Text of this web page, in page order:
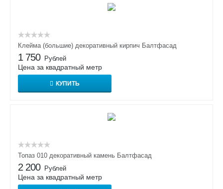
Клейма (большие) декоративный кирпич Балтфасад
1 750 Рублей
Цена за квадратный метр
КУПИТЬ
Топаз 010 декоративный камень Балтфасад
2 200 Рублей
Цена за квадратный метр